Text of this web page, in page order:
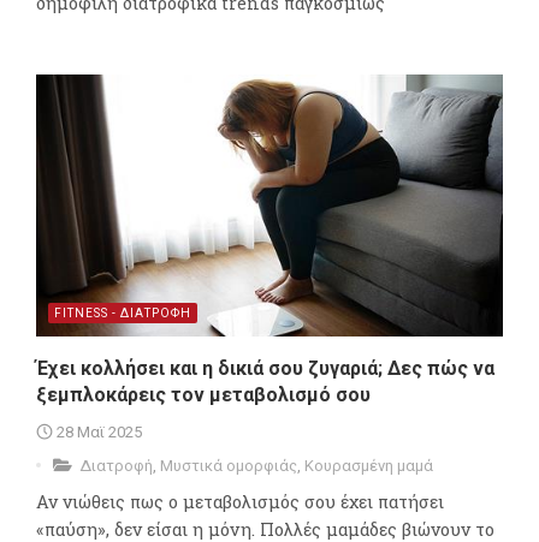
FITNESS - ΔΙΑΤΡΟΦΗ
Έχει κολλήσει και η δικιά σου ζυγαριά; Δες πώς να
ξεμπλοκάρεις τον μεταβολισμό σου
28 Μαϊ 2025
Διατροφή Μυστικά ομορφιάς Κουρασμένη μαμά
Αν νιώθεις πως ο μεταβολισμός σου έχει πατήσει
«παύση», δεν είσαι η μόνη. Πολλές μαμάδες βιώνουν το